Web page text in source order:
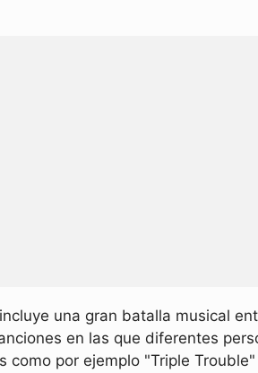
una gran batalla musical
en las que diferentes
por ejemplo "Triple Trouble"